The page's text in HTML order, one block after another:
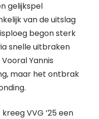
gelijkspel
van de uitslag
begon sterk
snelle uitbraken
Yannis
maar het ontbrak
VVG ’25 een